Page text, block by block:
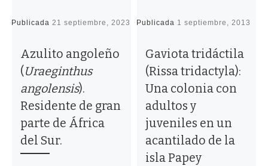
Publicada 21 septiembre, 2023
Azulito angoleño
(Uraeginthus
angolensis).
Residente de gran
parte de África
del Sur.
Publicada 1 septiembre, 2013
Gaviota tridáctila
(Rissa tridactyla):
Una colonia con
adultos y
juveniles en un
acantilado de la
isla Papey